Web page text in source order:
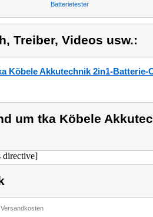
Batterietester
Treiber, Videos usw.:
Köbele Akkutechnik 2in1-
um tka Köbele
directive]